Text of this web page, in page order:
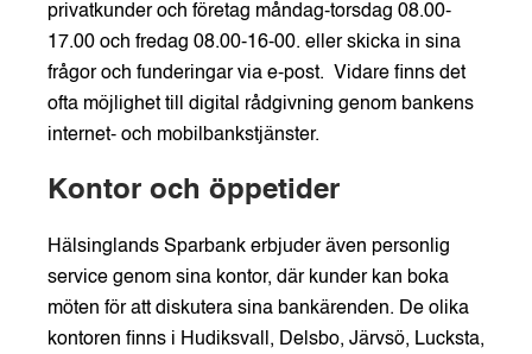
privatkunder och företag måndag-torsdag 08.00-
17.00 och fredag 08.00-16-00. eller skicka in sina
frågor och funderingar via e-post. Vidare finns det
ofta möjlighet till digital rådgivning genom bankens
internet- och mobilbankstjänster.
Kontor och öppetider
Hälsinglands Sparbank erbjuder även personlig
service genom sina kontor, där kunder kan boka
möten för att diskutera sina bankärenden. De olika
kontoren finns i Hudiksvall, Delsbo, Järvsö, Lucksta,